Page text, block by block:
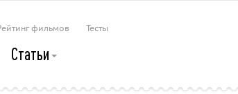
фильмов Тесты
Статьи